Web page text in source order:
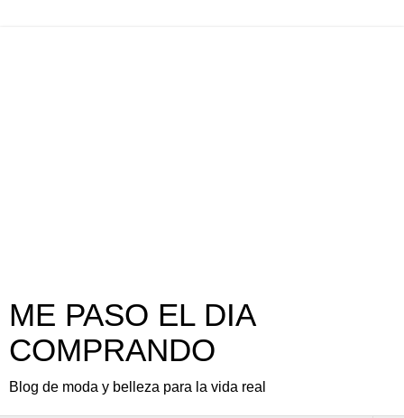
ME PASO EL DIA
COMPRANDO
Blog de moda y belleza para la vida real